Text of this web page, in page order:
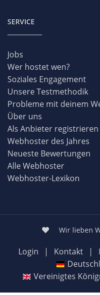
SERVICE
Jobs
Wer hostet wen?
Soziales Engagement
Unsere Testmethodik
Probleme mit deinem
Über uns
Als Anbieter registrieren
Webhoster des Jahres
Neueste Bewertungen
Alle Webhoster
Webhoster-Lexikon
Wir lieben
Login | Kontakt |
Vereinigtes